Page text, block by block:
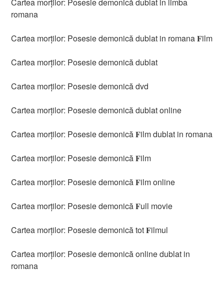
romana
Cartea morților: Posesie demonică dublat in romana 𝐅ilm
Cartea morților: Posesie demonică dublat
Cartea morților: Posesie demonică dvd
Cartea morților: Posesie demonică dublat online
Cartea morților: Posesie demonică 𝐅ilm dublat in romana
Cartea morților: Posesie demonică 𝐅ilm
Cartea morților: Posesie demonică 𝐅ilm online
Cartea morților: Posesie demonică 𝐅ull movie
Cartea morților: Posesie demonică tot 𝐅ilmul
Cartea morților: Posesie demonică online dublat in
romana